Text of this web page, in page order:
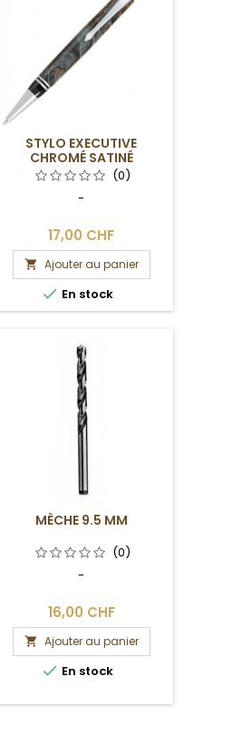
STYLO EXECUTIVE
CHROMÉ SATINÉ
(0)
-
17,00 CHF
 Ajouter au panier
 En stock
MÈCHE 9.5 MM
(0)
-
16,00 CHF
 Ajouter au panier
 En stock